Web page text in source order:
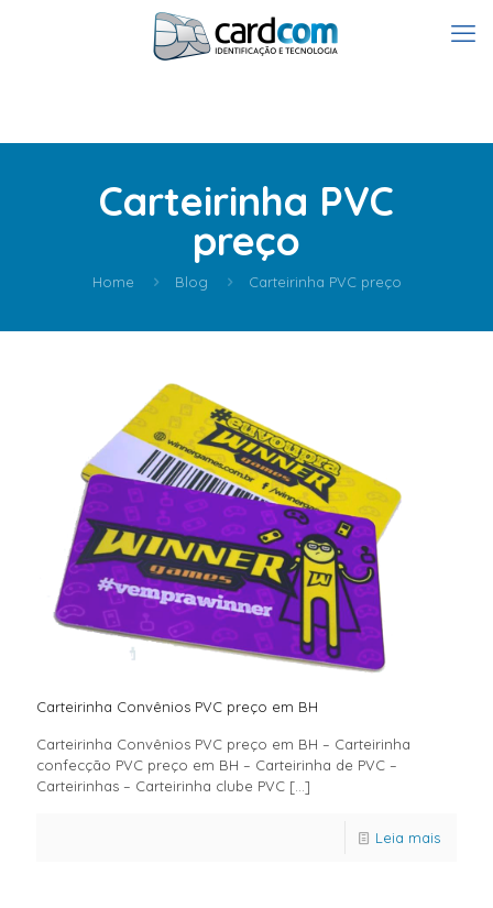
Carteirinha PVC
preço
Home Blog Carteirinha PVC preço
Carteirinha Convênios PVC preço em BH
Carteirinha Convênios PVC preço em BH – Carteirinha
confecção PVC preço em BH – Carteirinha de PVC –
Carteirinhas – Carteirinha clube PVC […]
Leia mais